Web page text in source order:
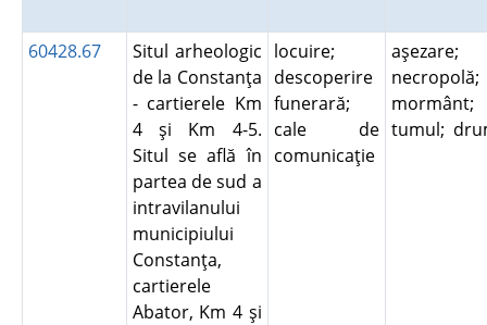
60428.67
Situl arheologic
de la Constanţa
- cartierele Km
4 şi Km 4-5.
Situl se află în
partea de sud a
intravilanului
municipiului
Constanţa,
cartierele
Abator, Km 4 şi
locuire;
descoperire
funerară;
cale de
comunicaţie
aşezare;
necropolă;
mormânt;
tumul;